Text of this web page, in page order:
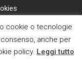
cookie o tecnologie
anche per
policy. Leggi tutto